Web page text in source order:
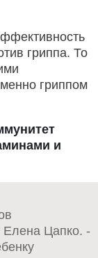
гриппа. То
гриппом
и
Елена Цапко. -